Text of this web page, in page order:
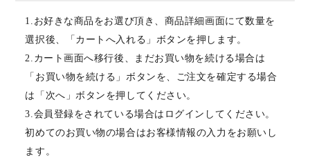
1.お好きな商品をお選び頂き、商品詳細画面にて数量を
選択後、「カートへ入れる」ボタンを押します。
2.カート画面へ移行後、まだお買い物を続ける場合は
「お買い物を続ける」ボタンを、ご注文を確定する場合
は「次へ」ボタンを押してください。
3.会員登録をされている場合はログインしてください。
初めてのお買い物の場合はお客様情報の入力をお願いし
ます。